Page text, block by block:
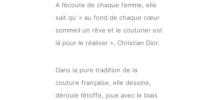
A l’écoute de chaque femme, elle
sait qu’ « au fond de chaque cœur
sommeil un rêve et le couturier est
là pour le réaliser », Christian Dior.
Dans la pure tradition de la
couture française, elle dessine,
déroule l’étoffe, joue avec le biais